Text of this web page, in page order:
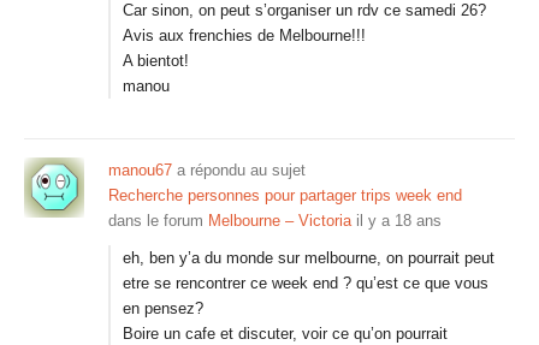
Car sinon, on peut s’organiser un rdv ce samedi 26?
Avis aux frenchies de Melbourne!!!
A bientot!
manou
manou67 a répondu au sujet
Recherche personnes pour partager trips week end
dans le forum Melbourne – Victoria il y a 18 ans
eh, ben y’a du monde sur melbourne, on pourrait peut
etre se rencontrer ce week end ? qu’est ce que vous
en pensez?
Boire un cafe et discuter, voir ce qu’on pourrait